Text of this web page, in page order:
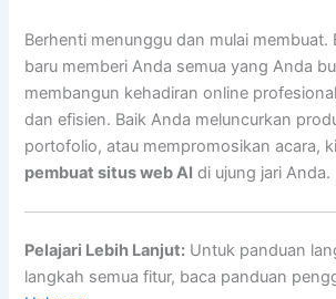
Berhenti menunggu dan mulai membuat.
baru memberi Anda semua yang Anda
membangun kehadiran online
dan efisien. Baik Anda meluncurkan
portofolio, atau mempromosikan acara,
pembuat situs web AI di ujung jari Anda.
Pelajari Lebih Lanjut: Untuk panduan
langkah semua fitur, baca panduan